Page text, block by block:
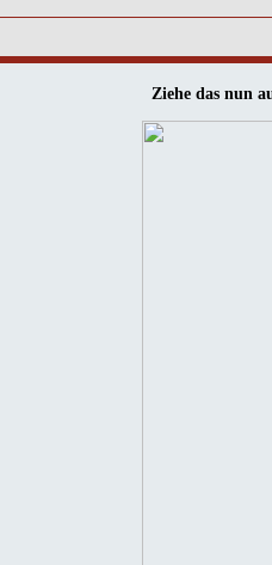
Ziehe das nun